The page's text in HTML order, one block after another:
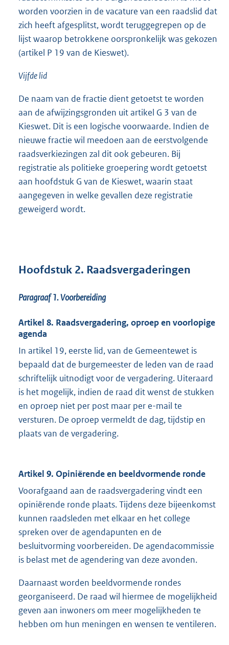
worden voorzien in de vacature van een raadslid dat
zich heeft afgesplitst, wordt teruggegrepen op de
lijst waarop betrokkene oorspronkelijk was gekozen
(artikel P 19 van de Kieswet).
Vijfde lid
De naam van de fractie dient getoetst te worden
aan de afwijzingsgronden uit artikel G 3 van de
Kieswet. Dit is een logische voorwaarde. Indien de
nieuwe fractie wil meedoen aan de eerstvolgende
raadsverkiezingen zal dit ook gebeuren. Bij
registratie als politieke groepering wordt getoetst
aan hoofdstuk G van de Kieswet, waarin staat
aangegeven in welke gevallen deze registratie
geweigerd wordt.
Hoofdstuk 2. Raadsvergaderingen
Paragraaf 1.Voorbereiding
Artikel 8. Raadsvergadering, oproep en voorlopige
agenda
In artikel 19, eerste lid, van de Gemeentewet is
bepaald dat de burgemeester de leden van de raad
schriftelijk uitnodigt voor de vergadering. Uiteraard
is het mogelijk, indien de raad dit wenst de stukken
en oproep niet per post maar per e-mail te
versturen. De oproep vermeldt de dag, tijdstip en
plaats van de vergadering.
Artikel 9. Opiniërende en beeldvormende ronde
Voorafgaand aan de raadsvergadering vindt een
opiniërende ronde plaats. Tijdens deze bijeenkomst
kunnen raadsleden met elkaar en het college
spreken over de agendapunten en de
besluitvorming voorbereiden. De agendacommissie
is belast met de agendering van deze avonden.
Daarnaast worden beeldvormende rondes
georganiseerd. De raad wil hiermee de mogelijkheid
geven aan inwoners om meer mogelijkheden te
hebben om hun meningen en wensen te ventileren.